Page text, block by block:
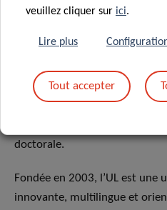
INSCRIPTION
L’UNIVERSITÉ
Tous les candidats MD – Ph.
doctorale.
Fondée en 2003, l’UL est une
innovante, multilingue et
veuillez cliquer sur ici.
Lire plus
Tout accepter